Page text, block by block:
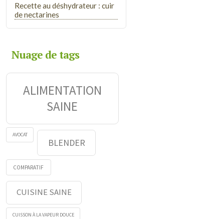
Recette au déshydrateur : cuir
de nectarines
Nuage de tags
ALIMENTATION
SAINE
AVOCAT
BLENDER
COMPARATIF
CUISINE SAINE
CUISSON À LA VAPEUR DOUCE